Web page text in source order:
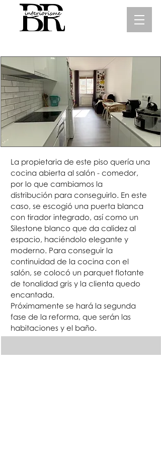
La propietaria de este piso quería una
cocina abierta al salón - comedor,
por lo que cambiamos la
distribución para conseguirlo. En este
caso, se escogió una puerta blanca
con tirador integrado, asícomo un
Silestone blanco que da calidez al
espacio, haciéndolo elegante y
moderno. Para conseguir la
continuidad de la cocina con el
salón, se colocó un parquet flotante
de tonalidad gris y la clienta quedo
encantada.
Próximamente se hará la segunda
fase de la reforma, que serán las
habitaciones y el baño.